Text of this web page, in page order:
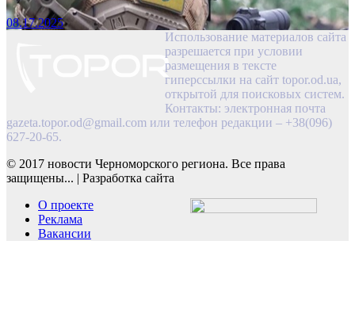
08.17.2025
Использование материалов сайта
разрешается при условии
размещения в тексте
гиперссылки на сайт topor.od.ua,
открытой для поисковых систем.
Контакты: электронная почта
gazeta.topor.od@gmail.com или телефон редакции – +38(096)
627-20-65.
© 2017 новости Черноморского региона. Все права
защищены...
Разработка сайта
О проекте
Реклама
Вакансии